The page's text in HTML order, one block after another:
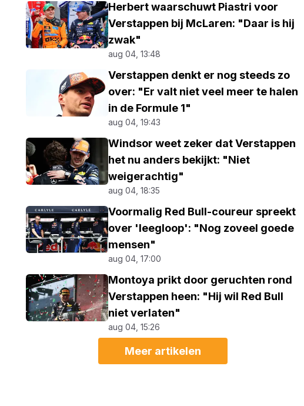
Herbert waarschuwt Piastri voor
Verstappen bij McLaren: "Daar is hij
zwak"
aug 04, 13:48
Verstappen denkt er nog steeds zo
over: "Er valt niet veel meer te halen
in de Formule 1"
aug 04, 19:43
Windsor weet zeker dat Verstappen
het nu anders bekijkt: "Niet
weigerachtig"
aug 04, 18:35
Voormalig Red Bull-coureur spreekt
over 'leegloop': "Nog zoveel goede
mensen"
aug 04, 17:00
Montoya prikt door geruchten rond
Verstappen heen: "Hij wil Red Bull
niet verlaten"
aug 04, 15:26
Meer artikelen